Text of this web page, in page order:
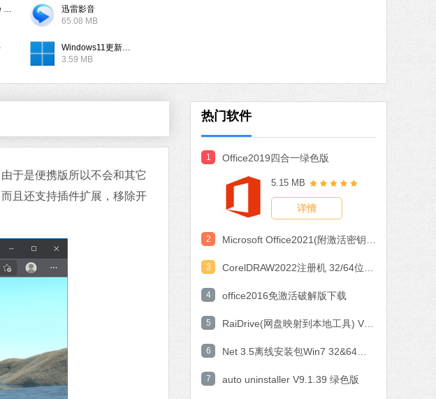
迅雷影音
65.08 MB
3.59 MB
于是便携版所以不会和其它
且还支持插件扩展，移除开
热门软件
1 Office2019四合一绿色版
5.15 MB
详情
2
3
4 office2016免激活破解版下载
5
6
7 auto uninstaller V9.1.39 绿色版
微信
软件语言：简体中文
软件大小：97.74 MB
Office 2021
软件大小：5.15 MB
软件语言：简体中文
软件大小：19.78 MB
石大师一键重装系统
软件语言：简体中文
微信
软件大小：153.87 MB
软件语言：简体中文